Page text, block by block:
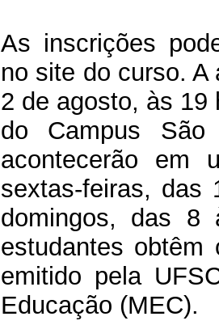
As inscrições
no site do curso.
2 de agosto, às 19
do Campus São
acontecerão
sextas-feiras, das
domingos, das
estudantes
emitido pela
Educação (MEC).